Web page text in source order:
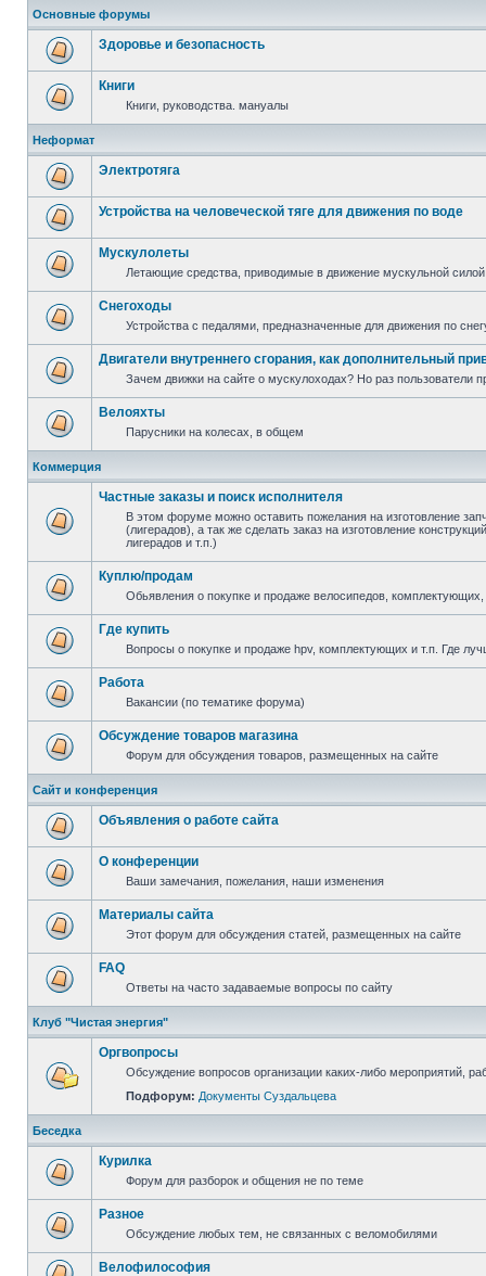
Основные форумы
Здоровье и безопасность
Книги
Книги, руководства. мануалы
Неформат
Электротяга
Устройства на человеческой тяге для движения по воде
Мускулолеты
Летающие средства, приводимые в движение мускульной силой
Снегоходы
Устройства с педалями, предназначенные для движения по
Двигатели внутреннего сгорания, как дополнительный
Зачем движки на сайте о мускулоходах? Но раз пользователи
Велояхты
Парусники на колесах, в общем
Коммерция
Частные заказы и поиск исполнителя
В этом форуме можно оставить пожелания на изготовление
(лигерадов), а так же сделать заказ на изготовление
лигерадов и т.п.)
Куплю/продам
Обьявления о покупке и продаже велосипедов,
Где купить
Вопросы о покупке и продаже hpv, комплектующих и т.п. Где
Работа
Вакансии (по тематике форума)
Обсуждение товаров магазина
Форум для обсуждения товаров, размещенных на сайте
Сайт и конференция
Объявления о работе сайта
О конференции
Ваши замечания, пожелания, наши изменения
Материалы сайта
Этот форум для обсуждения статей, размещенных на сайте
FAQ
Ответы на часто задаваемые вопросы по сайту
Клуб "Чистая энергия"
Оргвопросы
Обсуждение вопросов организации каких-либо мероприятий,
Подфорум: Документы Суздальцева
Беседка
Курилка
Форум для разборок и общения не по теме
Разное
Обсуждение любых тем, не связанных с веломобилями
Велофилософия